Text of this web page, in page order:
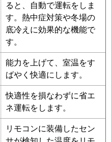
ると、自動で運転をしま
す。熱中症対策や冬場の
底冷えに効果的な機能で
す。
能力を上げて、室温をす
ばやく快適にします。
快適性を損なわずに省エ
ネ運転をします。
リモコンに装備したセン